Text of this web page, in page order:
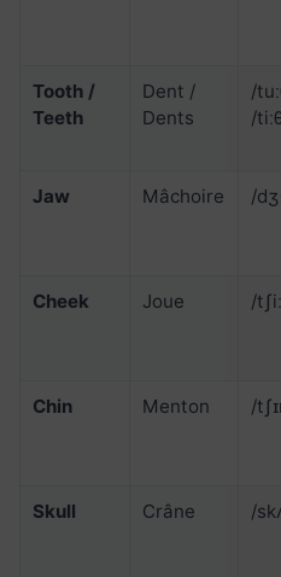
Tooth /
Teeth
Dent /
Dents
/
/
Jaw Mâchoire /
Cheek Joue /
Chin Menton /
Skull Crâne /